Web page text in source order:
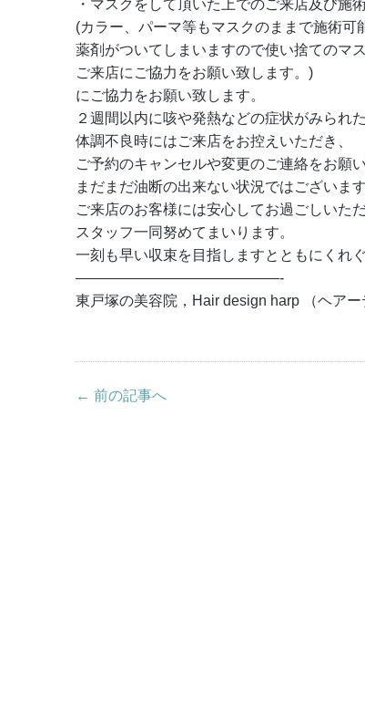
・マスクをして頂いた上でのご来店及び施
(カラー、パーマ等もマスクのままで施術可
薬剤がついてしまいますので使い捨てのマ
ご来店にご協力をお願い致します。)
にご協力をお願い致します。
２週間以内に咳や発熱などの症状がみられた
体調不良時にはご来店をお控えいただき、
ご予約のキャンセルや変更のご連絡をお願
まだまだ油断の出来ない状況ではございま
ご来店のお客様には安心してお過ごしいた
スタッフ一同努めてまいります。
一刻も早い収束を目指しますとともにくれ
——————————————-
東戸塚の美容院，Hair design harp （ヘアー
← 前の記事へ